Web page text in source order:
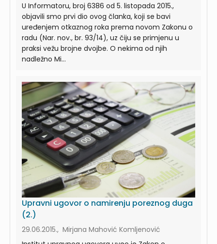
U Informatoru, broj 6386 od 5. listopada 2015.,
objavili smo prvi dio ovog članka, koji se bavi
uređenjem otkaznog roka prema novom Zakonu o
radu (Nar. nov., br. 93/14), uz čiju se primjenu u
praksi vežu brojne dvojbe. O nekima od njih
nadležno Mi...
Upravni ugovor o namirenju poreznog duga
(2.)
29.06.2015., Mirjana Mahović Komljenović